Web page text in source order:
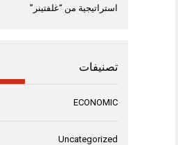
استراتيجية من “غلفتينر”
تصنيفات
ECONOMIC
Uncategorized